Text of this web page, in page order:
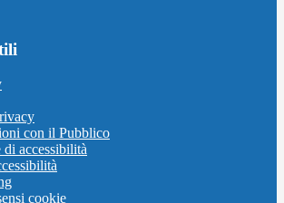
con il Pubblico
accessibilità
cookie